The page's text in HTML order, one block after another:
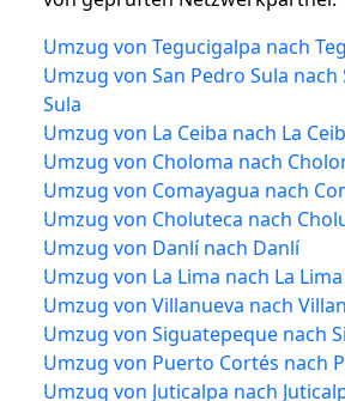
Umzug von Tegucigalpa nach
Umzug von San Pedro Sula nach
Sula
Umzug von La Ceiba nach La
Umzug von Choloma nach
Umzug von Comayagua nach
Umzug von Choluteca nach
Umzug von Danlí nach Danlí
Umzug von La Lima nach La Lima
Umzug von Villanueva nach
Umzug von Siguatepeque nach
Umzug von Puerto Cortés nach
Umzug von Juticalpa nach